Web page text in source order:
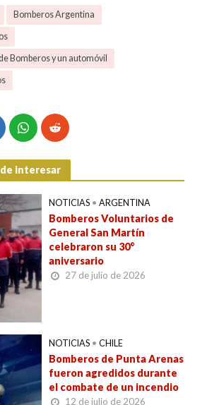
Bomberos Argentina
Bomberos y un automóvil
interesar
NOTICIAS • ARGENTINA
Bomberos Voluntarios de
General San Martín
celebraron su 30°
aniversario
27 de julio de 2026
NOTICIAS • CHILE
Bomberos de Punta Arenas
fueron agredidos durante
el combate de un incendio
12 de julio de 2026